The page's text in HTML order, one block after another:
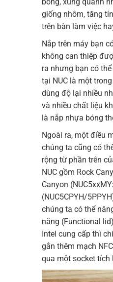
giống nhôm, tăng
trên bàn làm việc
Nắp trên máy bạn
không can thiệp
ra nhưng bạn có
tại NUC là một
dùng độ lại nhiều
và nhiều chất liệu
là nắp nhựa bóng
Ngoài ra, một điều
chúng ta cũng có
rộng từ phần trên
NUC gồm Rock
Canyon
(NUC5CPYH/
chúng ta có thể
năng (Functional
Intel cung cấp thì
gắn thêm mạch
qua một socket tích